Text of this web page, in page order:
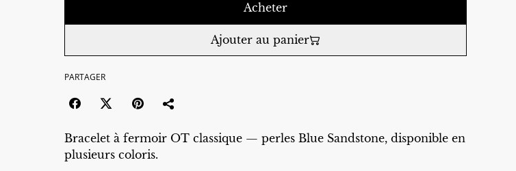
Acheter
Ajouter au panier
PARTAGER
Bracelet à fermoir OT classique — perles Blue Sandstone, disponible en
plusieurs coloris.